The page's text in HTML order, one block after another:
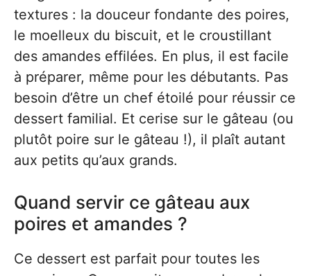
textures : la douceur fondante des poires,
le moelleux du biscuit, et le croustillant
des amandes effilées. En plus, il est facile
à préparer, même pour les débutants. Pas
besoin d’être un chef étoilé pour réussir ce
dessert familial. Et cerise sur le gâteau (ou
plutôt poire sur le gâteau !), il plaît autant
aux petits qu’aux grands.
Quand servir ce gâteau aux
poires et amandes ?
Ce dessert est parfait pour toutes les